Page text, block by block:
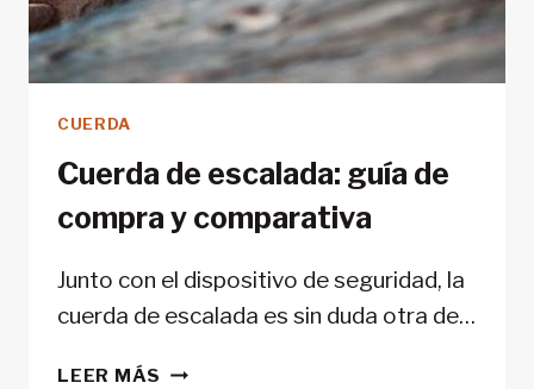
CUERDA
Cuerda de escalada: guía de
compra y comparativa
Junto con el dispositivo de seguridad, la
cuerda de escalada es sin duda otra de…
LEER MÁS CUERDA